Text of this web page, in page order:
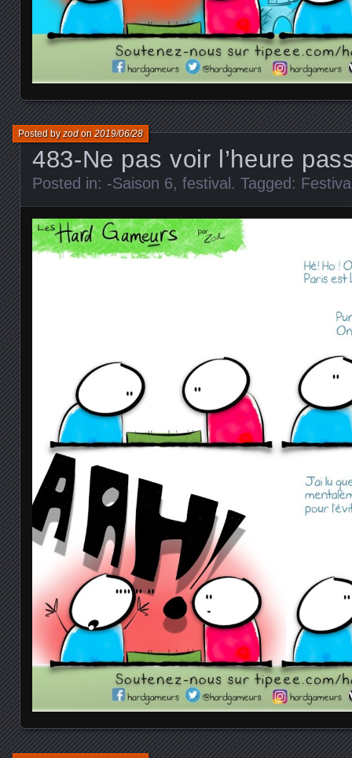
483-Ne pas voir l’heure
Posted byzodon2019/06/28
Posted in: -Saison 6, festival. Tagged: